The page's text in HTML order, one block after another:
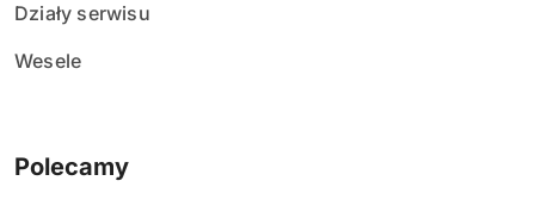
Działy serwisu
Wesele
Polecamy